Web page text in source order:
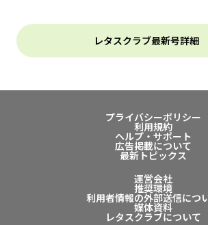
レタスクラブ最新号詳細
プライバシーポリシー
利用規約
ヘルプ・サポート
広告掲載について
最新トピックス
運営会社
推奨環境
利用者情報の外部送信につ
媒体資料
レタスクラブについて